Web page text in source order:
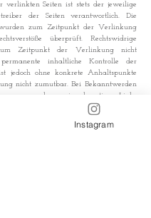
verlinkten Seiten ist stets der jeweilige
der Seiten verantwortlich. Die
zum Zeitpunkt der Verlinkung
überprüft. Rechtswidrige
Zeitpunkt der Verlinkung nicht
inhaltliche Kontrolle der
jedoch ohne konkrete Anhaltspunkte
nicht zumutbar. Bei Bekanntwerden
werden wir derartige Links
Instagram